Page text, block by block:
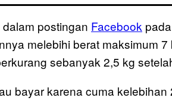
postingan Facebook
melebihi berat maksimum
sebanyak 2,5 kg
bayar karena cuma